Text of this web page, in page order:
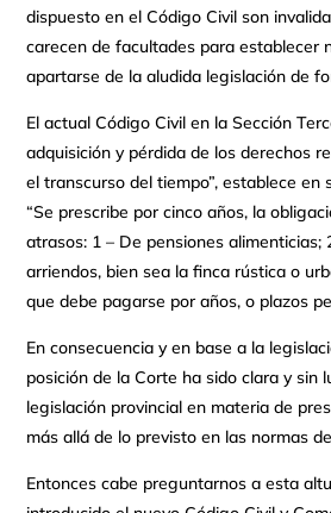
dispuesto en el Código Civil son
carecen de facultades para establecer
apartarse de la aludida legislación de
El actual Código Civil en la Sección
adquisición y pérdida de los derechos
el transcurso del tiempo”, establece en
“Se prescribe por cinco años, la
atrasos: 1 – De pensiones alimenticias;
arriendos, bien sea la finca rústica o
que debe pagarse por años, o plazos
En consecuencia y en base a la
posición de la Corte ha sido clara y sin
legislación provincial en materia de
más allá de lo previsto en las normas
Entonces cabe preguntarnos a esta